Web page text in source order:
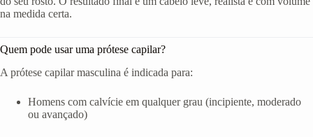
na medida certa.
Quem pode usar uma prótese capilar?
A prótese capilar masculina é indicada para:
Homens com calvície em qualquer grau (incipiente, moderado
ou avançado)